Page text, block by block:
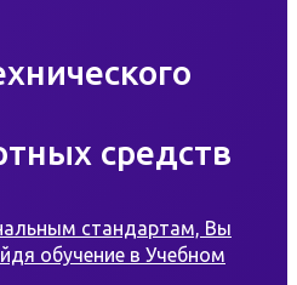
средств
стандартам, Вы
обучение в Учебном